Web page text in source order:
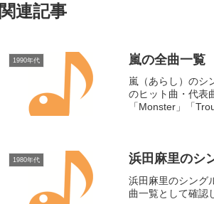
関連記事
1990年代 嵐の全曲一覧
嵐（あらし）のシ
のヒット曲・代表
「Monster」「
1980年代 浜田麻里のシ
浜田麻里のシング
曲一覧として確認